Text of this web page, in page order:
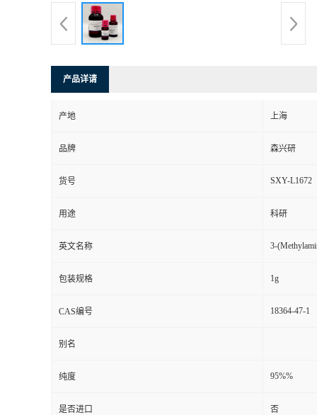
产品详请
产地 上海
品牌 森兴研
货号 SXY-L1672
用途 科研
英文名称 3-
包装规格 1g
CAS编号 18364-47-1
别名
纯度 95%%
是否进口 否